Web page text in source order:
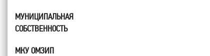
МУНИЦИПАЛЬНАЯ
СОБСТВЕННОСТЬ
МКУ ОМЗИП